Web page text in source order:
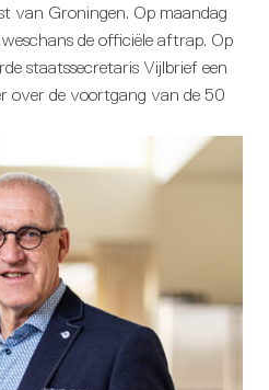
van Groningen. Op maandag
de officiële aftrap. Op
staatssecretaris Vijlbrief een
over de voortgang van de 50